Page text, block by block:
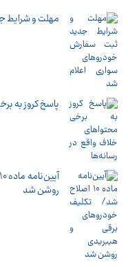
مهلت و شرایط
پاسخ کروز به
روشن شد